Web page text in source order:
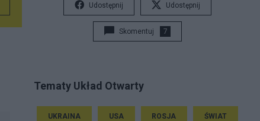
Udostępnij Udostępnij
Skomentuj 7
Tematy Układ Otwarty
UKRAINA USA ROSJA ŚWIAT